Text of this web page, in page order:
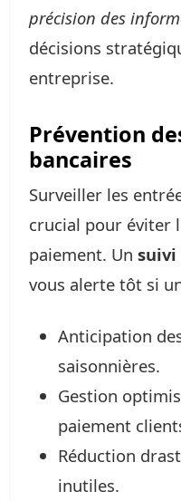
précision des
décisions
entreprise.
Prévention
bancaires
Surveiller les
crucial pour éviter
paiement. Un suivi
vous alerte tôt si
Anticipation
saisonnières.
Gestion
paiement
Réduction
inutiles.